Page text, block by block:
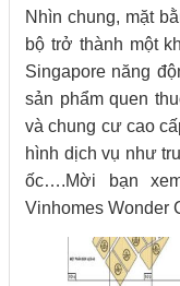
Nhìn chung, mặt
bộ trở thành một
Singapore năng
sản phẩm quen
và chung cư cao
hình dịch vụ như
ốc….Mời bạn
Vinhomes Wonder